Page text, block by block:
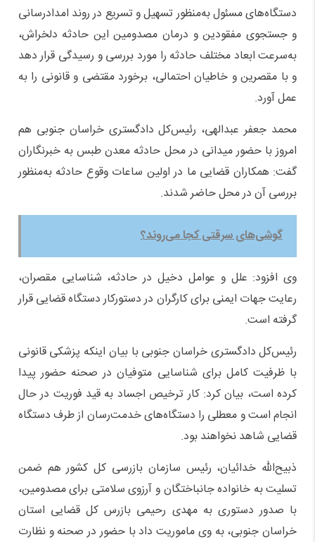
دستگاه‌های مسئول به‌منظور تسهیل و تسریع در روند امدادرسانی
و جستجوی مفقودین و درمان مصدومین این حادثه دلخراش،
به‌سرعت ابعاد مختلف حادثه را مورد بررسی و رسیدگی قرار دهد
و با مقصرین و خاطیان احتمالی، برخورد مقتضی و قانونی را به
عمل آورد.
محمد جعفر عبدالهی، رئیس‌کل دادگستری خراسان جنوبی هم
امروز با حضور میدانی در محل حادثه معدن طبس به خبرنگاران
گفت: همکاران قضایی ما در اولین ساعات وقوع حادثه به‌منظور
بررسی آن در محل حاضر شدند.
گوشی‌های سرقتی کجا می‌روند؟
وی افزود: علل و عوامل دخیل در حادثه، شناسایی مقصران،
رعایت جهات ایمنی برای کارگران در دستورکار دستگاه قضایی قرار
گرفته است.
رئیس‌کل دادگستری خراسان جنوبی با بیان اینکه پزشکی قانونی
با ظرفیت کامل برای شناسایی متوفیان در صحنه حضور پیدا
کرده است، بیان کرد: کار ترخیص اجساد به قید فوریت در حال
انجام است و معطلی را دستگاه‌های خدمت‌رسان از طرف دستگاه
قضایی شاهد نخواهند بود.
ذبیح‌الله خدائیان، رئیس سازمان بازرسی کل کشور هم ضمن
تسلیت به خانواده جانباختگان و آرزوی سلامتی برای مصدومین،
با صدور دستوری به مهدی رحیمی بازرس کل قضایی استان
خراسان جنوبی، به وی ماموریت داد با حضور در صحنه و نظارت